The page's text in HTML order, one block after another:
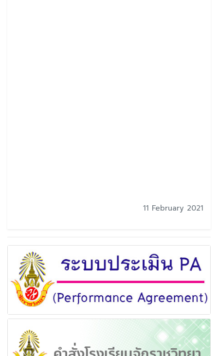
11 February 2021